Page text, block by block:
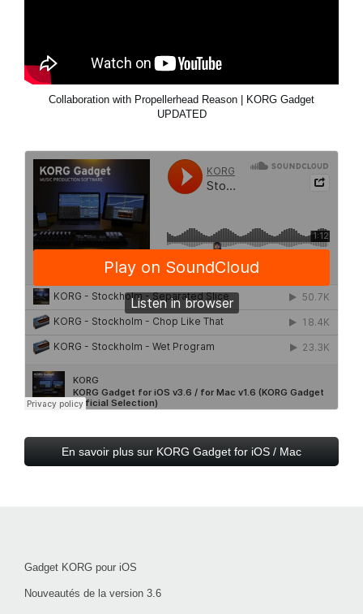
Collaboration with Propellerhead Reason | KORG Gadget
UPDATED
En savoir plus sur KORG Gadget for iOS / Mac
Gadget KORG pour iOS
Nouveautés de la version 3.6